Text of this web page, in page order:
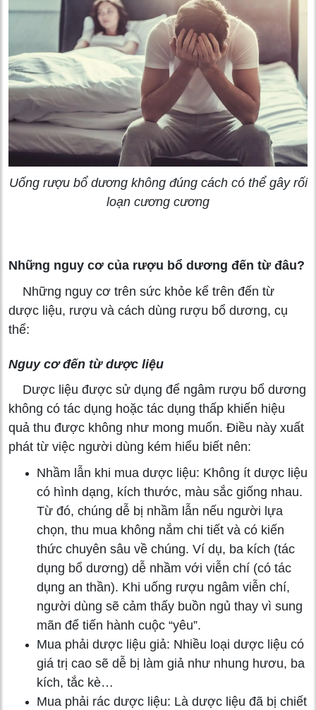
Uống rượu bổ dương không đúng cách có thể gây rối
loạn cương cương
Những nguy cơ của rượu bổ dương đến từ đâu?
Những nguy cơ trên sức khỏe kể trên đến từ
dược liệu, rượu và cách dùng rượu bổ dương, cụ
thể:
Nguy cơ đến từ dược liệu
Dược liệu được sử dụng để ngâm rượu bổ dương
không có tác dụng hoặc tác dụng thấp khiến hiệu
quả thu được không như mong muốn. Điều này xuất
phát từ việc người dùng kém hiểu biết nên:
Nhầm lẫn khi mua dược liệu: Không ít dược liệu
có hình dạng, kích thước, màu sắc giống nhau.
Từ đó, chúng dễ bị nhầm lẫn nếu người lựa
chọn, thu mua không nắm chi tiết và có kiến
thức chuyên sâu về chúng. Ví dụ, ba kích (tác
dụng bổ dương) dễ nhầm với viễn chí (có tác
dụng an thần). Khi uống rượu ngâm viễn chí,
người dùng sẽ cảm thấy buồn ngủ thay vì sung
mãn để tiến hành cuộc “yêu”.
Mua phải dược liệu giả: Nhiều loại dược liệu có
giá trị cao sẽ dễ bị làm giả như nhung hươu, ba
kích, tắc kè…
Mua phải rác dược liệu: Là dược liệu đã bị chiết